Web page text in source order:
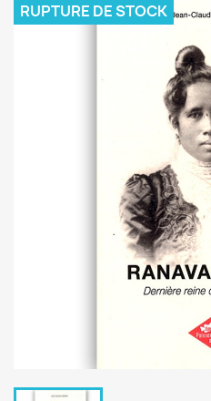
RUPTURE DE STOCK